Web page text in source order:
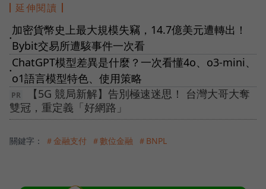
延伸閱讀
●
加密貨幣史上最大規模失竊，14.7億美元遭轉出！
Bybit交易所遭駭事件一次看
●
ChatGPT模型差異是什麼？一次看懂4o、o3-mini、
o1語言模型特色、使用策略
【5G 競局新解】告別極速迷思！ 台灣大哥大奪
雙冠，重定義「好網路」
關鍵字： ＃金融支付 ＃數位金融 ＃BNPL